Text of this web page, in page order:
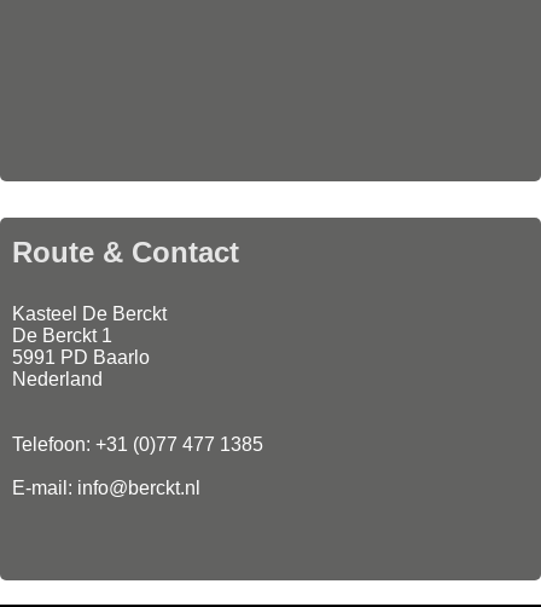
Route & Contact
Kasteel De Berckt
De Berckt 1
5991 PD Baarlo
Nederland
Telefoon: +31 (0)77 477 1385
E-mail: info@berckt.nl